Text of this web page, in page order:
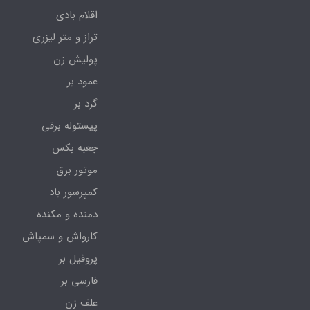
اقلام بادی
تراز و متر لیزری
پولیش زن
عمود بر
گرد بر
پیستوله برقی
جعبه بکس
موتور برق
کمپرسور باد
دمنده و مکنده
کارواش و سمپاش
پروفیل بر
فارسی بر
علف زن